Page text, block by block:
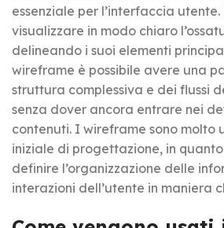
essenziale per l’interfaccia
visualizzare in modo chiaro
delineando i suoi elementi
wireframe è possibile avere una
struttura complessiva e dei flussi
senza dover ancora entrare nei
contenuti. I wireframe sono molto
iniziale di progettazione, in
definire l’organizzazione delle
interazioni dell’utente in maniera